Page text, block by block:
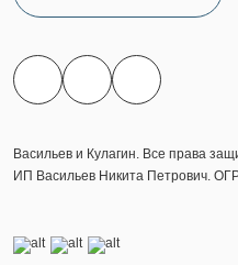
Васильев и Кулагин. Все права
ИП Васильев Никита Петрович.